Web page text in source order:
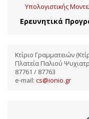
Υπολογιστικής
Ερευνητικά
Κτίριο Γραμματειών
Πλατεία Παλιού
87761 / 87763
e-mail: cs@ionio.gr